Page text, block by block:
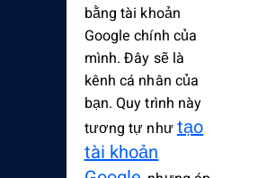
bằng tài khoản
Google chính của
mình. Đây sẽ là
kênh cá nhân của
bạn. Quy trình này
tương tự nhưtạo
tài khoản